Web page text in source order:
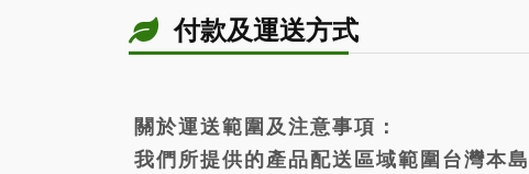
付款及運送方式
關於運送範圍及注意事項：
我們所提供的產品配送區域範圍台灣本